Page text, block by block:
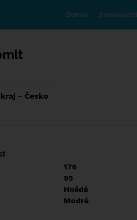
Domov Zmenkovati
- Česko
176
95
Hnědé
Modré